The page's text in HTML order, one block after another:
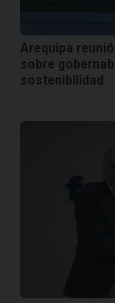
Arequipa
sobre
sostenibilidad